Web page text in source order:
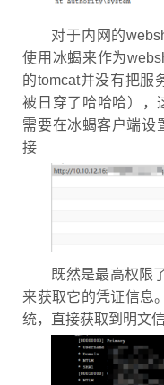
对于内网的
使用冰蝎来作为
的tomcat并没有把服
被日穿了哈哈哈），
需要在冰蝎客户端设
接
既然是最高权限
来获取它的凭证信息
统，直接获取到明文